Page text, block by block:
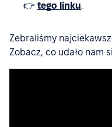
👉 tego linku.
Zebraliśmy
Zobacz, co udało nam